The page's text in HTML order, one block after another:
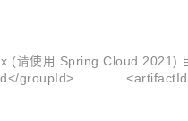
使用 Spring Cloud 2021)